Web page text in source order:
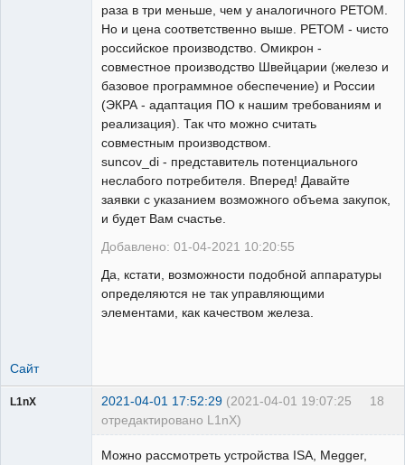
раза в три меньше, чем у аналогичного РЕТОМ.
Но и цена соответственно выше. РЕТОМ - чисто
российское производство. Омикрон -
совместное производство Швейцарии (железо и
базовое программное обеспечение) и России
(ЭКРА - адаптация ПО к нашим требованиям и
реализация). Так что можно считать
совместным производством.
suncov_di - представитель потенциального
неслабого потребителя. Вперед! Давайте
заявки с указанием возможного объема закупок,
и будет Вам счастье.
Добавлено: 01-04-2021 10:20:55
Да, кстати, возможности подобной аппаратуры
определяются не так управляющими
элементами, как качеством железа.
Сайт
18
L1nX 2021-04-01 17:52:29 (2021-04-01 19:07:25
отредактировано L1nX)
Можно рассмотреть устройства ISA, Megger,